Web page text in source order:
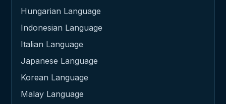
Hungarian Language
Indonesian Language
Italian Language
Japanese Language
Korean Language
Malay Language